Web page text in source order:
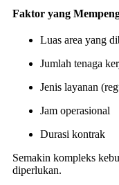
Faktor yang
Luas area yang
Jumlah tenaga
Jenis layanan
Jam operasional
Durasi kontrak
Semakin kompleks
diperlukan.